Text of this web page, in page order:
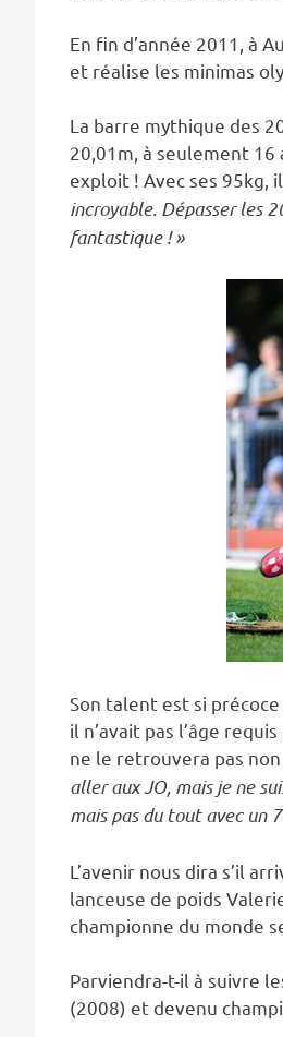
En fin d’année 2011, à
et réalise les minimas
La barre mythique des
20,01m, à seulement 16
exploit ! Avec ses 95kg,
incroyable. Dépasser les
fantastique ! »
Son talent est si
il n’avait pas l’âge
ne le retrouvera pas
aller aux JO, mais je ne
mais pas du tout avec un
L’avenir nous dira s’il
lanceuse de poids
championne du monde
Parviendra-t-il à suivre
(2008) et devenu